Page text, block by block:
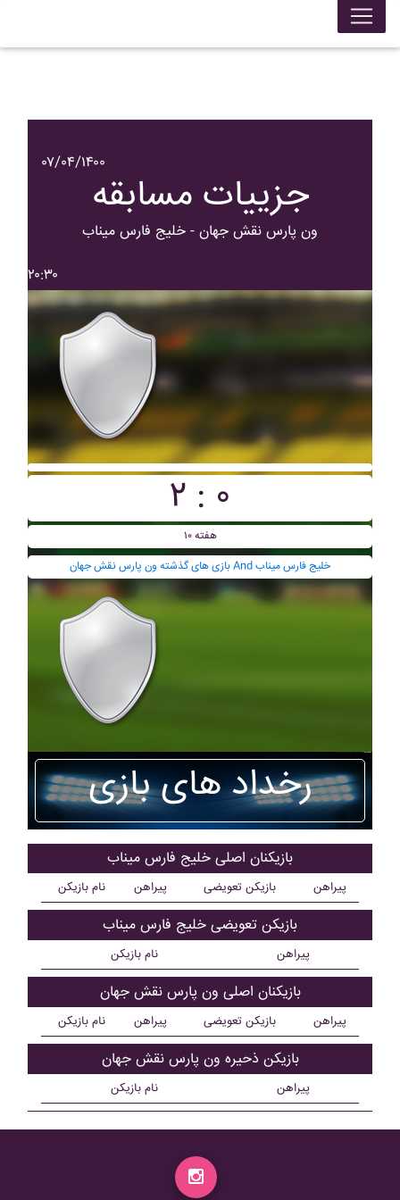
۰۷/۰۴/۱۴۰۰
جزییات مسابقه
ون پارس نقش جهان - خليج فارس ميناب
۲۰:۳۰
۲ : ۰
هفته ۱۰
بازی های گذشته ون پارس نقش جهان And خليج فارس ميناب
رخداد های بازی
بازیکنان اصلی خليج فارس ميناب
نام بازیکن پیراهن بازیکن تعویضی پیراهن
بازیکن تعویضی خليج فارس ميناب
نام بازیکن پیراهن
بازیکنان اصلی ون پارس نقش جهان
نام بازیکن پیراهن بازیکن تعویضی پیراهن
بازیکن ذحیره ون پارس نقش جهان
نام بازیکن پیراهن